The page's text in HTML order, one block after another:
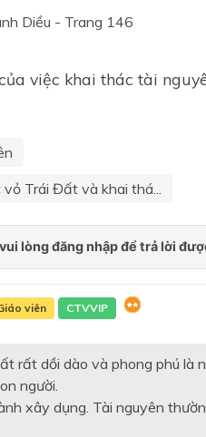
Chủ đề 2.
Chủ đề 1:
Chủ đề 3:
Chủ đề 5.
Phần Hóa
nhau cơ
Diều - Trang 146
việc khai thác tài
Trái Đất và khai thá...
viên CTVVIP
rất dồi dào và phong phú là
người.
xây dụng. Tài nguyên